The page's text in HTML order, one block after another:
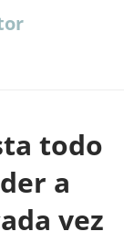
todo
a
vez